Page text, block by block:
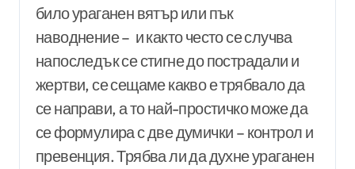
било ураганен вятър или пък
наводнение – и както често се случва
напоследък се стигне до пострадали и
жертви, се сещаме какво е трябвало да
се направи, а то най-простичко може да
се формулира с две думички – контрол и
превенция. Трябва ли да духне ураганен